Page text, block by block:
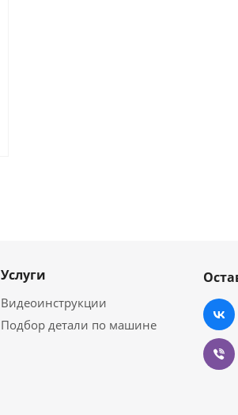
Услуги
Видеоинструкции
Подбор детали по машине